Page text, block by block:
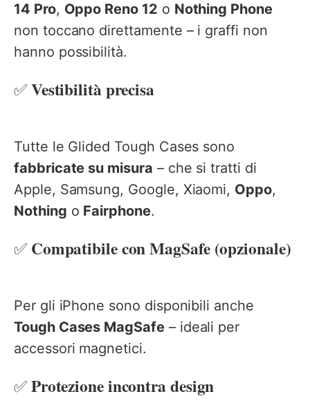
14 Pro, Oppo Reno 12 o Nothing Phone
non toccano direttamente – i graffi non
hanno possibilità.
✅Vestibilità precisa
Tutte le Glided Tough Cases sono
fabbricate su misura – che si tratti di
Apple, Samsung, Google, Xiaomi, Oppo,
Nothing o Fairphone.
✅ Compatibile con MagSafe (opzionale)
Per gli iPhone sono disponibili anche
Tough Cases MagSafe– ideali per
accessori magnetici.
✅Protezione incontra design